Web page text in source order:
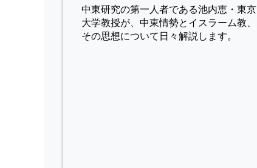
中東研究の第⼀⼈者である池内恵・東京
⼤学教授が、中東情勢とイスラーム教、
その思想について⽇々解説します。